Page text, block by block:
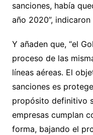
sanciones, había
año 2020”,
Y añaden que, “el
proceso de las
líneas aéreas. El
sanciones es
propósito definitivo
empresas cumplan
forma, bajando el